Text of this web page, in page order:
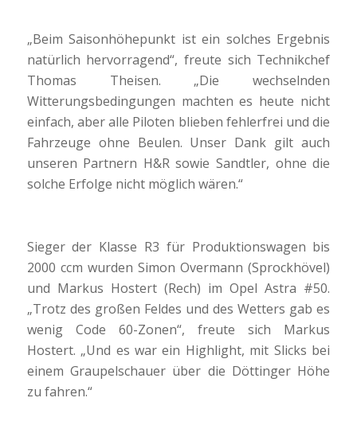
„Beim Saisonhöhepunkt ist ein solches Ergebnis
natürlich hervorragend“, freute sich Technikchef
Thomas Theisen. „Die wechselnden
Witterungsbedingungen machten es heute nicht
einfach, aber alle Piloten blieben fehlerfrei und die
Fahrzeuge ohne Beulen. Unser Dank gilt auch
unseren Partnern H&R sowie Sandtler, ohne die
solche Erfolge nicht möglich wären.“
Sieger der Klasse R3 für Produktionswagen bis
2000 ccm wurden Simon Overmann (Sprockhövel)
und Markus Hostert (Rech) im Opel Astra #50.
„Trotz des großen Feldes und des Wetters gab es
wenig Code 60-Zonen“, freute sich Markus
Hostert. „Und es war ein Highlight, mit Slicks bei
einem Graupelschauer über die Döttinger Höhe
zu fahren.“